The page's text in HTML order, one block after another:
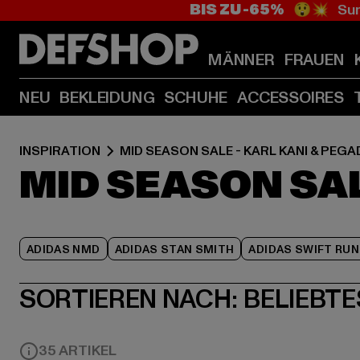
BIS ZU -65% 😲💥
MÄNNER FRAUEN
NEU BEKLEIDUNG SCHUHE ACCESSOIRES
INSPIRATION MID SEASON SALE - KARL KANI &
MID SEASON
ADIDAS NMD ADIDAS STAN SMITH ADIDAS SWIFT RUN
SORTIEREN NACH:
35 ARTIKEL